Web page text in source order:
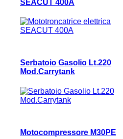
SEACUT 400A
Serbatoio Gasolio Lt.220
Mod.Carrytank
Motocompressore M30PE